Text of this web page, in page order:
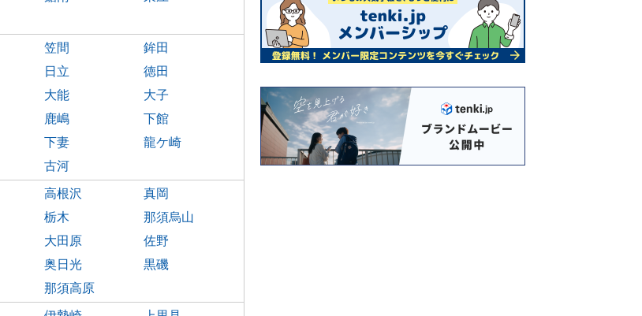
笠間
鉾田
日立
徳田
大能
大子
鹿嶋
下館
下妻
龍ケ崎
古河
高根沢
真岡
栃木
那須烏山
大田原
佐野
奥日光
黒磯
那須高原